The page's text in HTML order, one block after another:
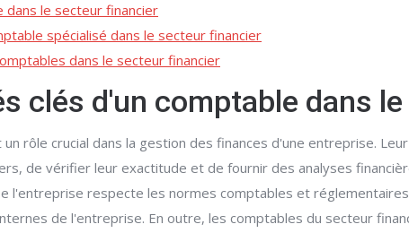
dans le secteur financier
spécialisé dans le secteur financier
dans le secteur financier
clés d'un comptable dans
rôle crucial dans la gestion des finances d'une entreprise.
de vérifier leur exactitude et de fournir des analyses
l'entreprise respecte les normes comptables et
de l'entreprise. En outre, les comptables du secteur